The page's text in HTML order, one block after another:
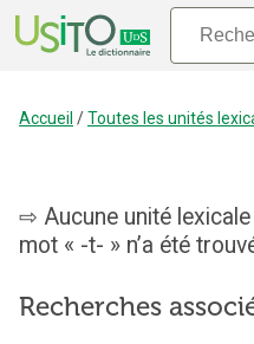
Accueil /Toutes les unités
Aucune unité
mot « -t- » n’a été
Recherches